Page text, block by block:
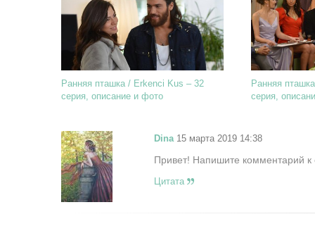
Ранняя пташка / Erkenci Kus – 32
серия, описание и фото
Ранняя
серия,
Dina15 марта 2019 14:38
Привет! Напишите комментарий
Цитата